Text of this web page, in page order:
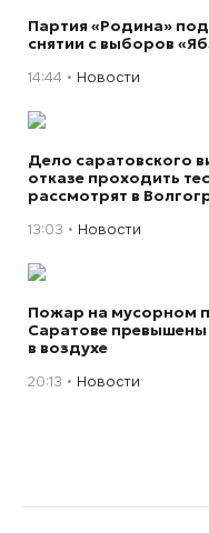
Партия «Родина»
снятии с выборов
14:44 Новости
Дело саратовского
отказе проходить
рассмотрят в
13:03 Новости
Пожар на мусорном
Саратове
в воздухе
20:13 Новости